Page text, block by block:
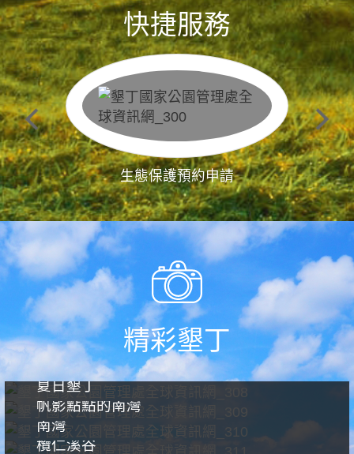
快捷服務
生態保護預約申請
精彩墾丁
夏日墾丁
帆影點點的南灣
南灣
欖仁溪谷